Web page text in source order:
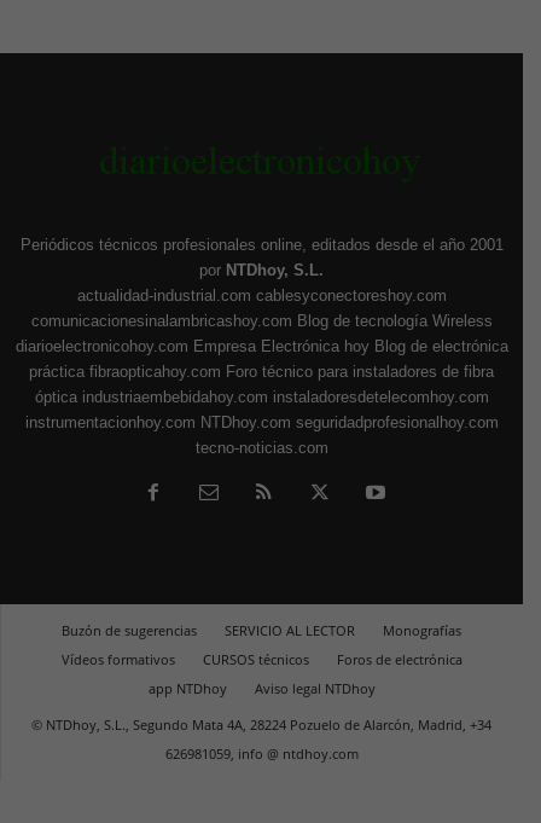
Periódicos técnicos profesionales online, editados desde el año 2001
por NTDhoy, S.L.
actualidad-industrial.com cablesyconectoreshoy.com
comunicacionesinalambricashoy.com Blog de tecnología Wireless
diarioelectronicohoy.com Empresa Electrónica hoy Blog de electrónica
práctica fibraopticahoy.com Foro técnico para instaladores de fibra
óptica industriaembebidahoy.com instaladoresdetelecomhoy.com
instrumentacionhoy.com NTDhoy.com seguridadprofesionalhoy.com
tecno-noticias.com
Buzón de sugerencias SERVICIO AL LECTOR
Monografías
Vídeos formativos
CURSOS técnicos
Foros de electrónica
app NTDhoy
Aviso legal NTDhoy
© NTDhoy, S.L., Segundo Mata 4A, 28224 Pozuelo de Alarcón, Madrid, +34
626981059, info @ ntdhoy.com